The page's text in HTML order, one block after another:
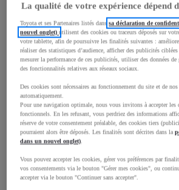
Longueur
3 940mm
Largeur
1 745mm
Consommation mixte
La qualité de votre expérience dépend
Toyota et ses Partenaires listés danssa déclaration de
nouvel onglet)utilisent des cookies ou traceurs déposés sur
votre tablette, afin de poursuivre les finalités suivantes :
réaliser des statistiques d’audience, afficher des publicités
mesurer la performance de ces publicités, utiliser des données
des fonctionnalités relatives aux réseaux sociaux.
Des cookies sont nécessaires au fonctionnement du site et de
automatiquement.
Pour une navigation optimale, nous vous invitons à accepter les
fonctionnels. En les refusant, vous perdriez des informations
réserve de votre consentement préalable, des cookies tiers
pourraient alors être déposés. Les finalités sont décrites dans la
dans un nouvel onglet).
Vous pouvez accepter les cookies, gérer vos préférences par
vos consentements via le bouton "Gérer mes cookies", ou
accepter via le bouton "Continuer sans accepter".